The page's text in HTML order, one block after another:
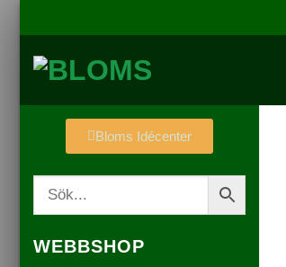
Bloms Idécenter
WEBBSHOP